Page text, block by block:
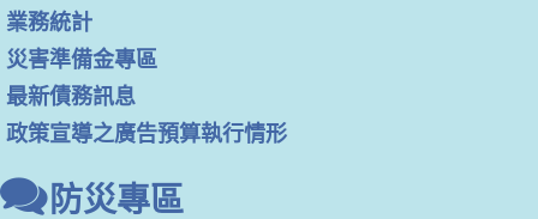
業務統計
災害準備金專區
最新債務訊息
政策宣導之廣告預算執行情形
防災專區